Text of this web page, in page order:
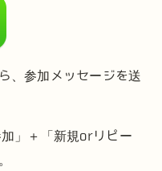
、参加メッセージを送
加」＋「新規orリピー